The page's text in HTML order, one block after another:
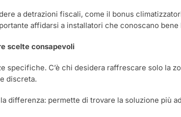
a detrazioni fiscali, come il bonus
affidarsi a installatori che conoscano
scelte consapevoli
specifiche. C’è chi desidera raffrescare solo la
discreta.
differenza: permette di trovare la soluzione più